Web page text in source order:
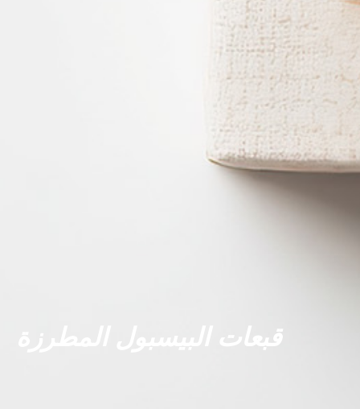
قبعات البيسبول المطرزة